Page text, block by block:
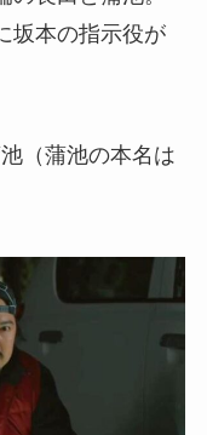
坂本の指示役が
（蒲池の本名は